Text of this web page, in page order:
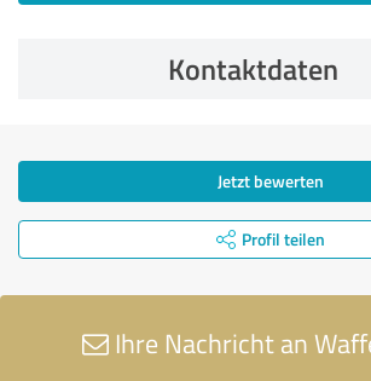
Kontaktdaten
Jetzt bewerten
Profil teilen
Ihre Nachricht an